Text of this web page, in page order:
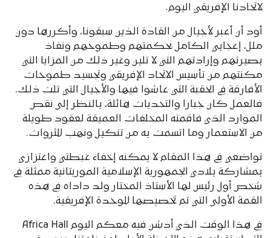
لاتحادنا الإفريقي اليوم.
أود أن أعبر لأجيال من القادة الذين سبقونا، وأكررها دون
ملل، إعجابي الكامل بحكمتهم وطموحهم ونفاذ
بصيرتهم وإرادتهم التي لا تلين وغير ذلك من المزايا التي
مكنتهم من تأسيس الاتحاد الإفريقي وتجسيد طموحات
الأفارقة في الحقبة التي عاشوا فيها والأجيال التي تلت ذلك.
فالعمل كان جبارا والتحديات هائلة، بالنظر إلى نقص
الموارد الذي فاقمته المخلفات العميقة لعقود طويلة
من الاستعمار وما اتسمت به من تنكيل ونهب للثروات.
تواضعي في هذا المقام لا يمكنه إخفاء غبطتي واعتزازي
بمشاركة بلادي الجمهورية الإسلامية الموريتانية ممثلة في
شخص أول رئيس لها الأستاذ المختار ولد داداه في هذه
القمة الأولى التي تم تخصيصها للوحدة الإفريقية.
في هذا الوقت الذي أدشن فيه معكم اليوم Africa Hall